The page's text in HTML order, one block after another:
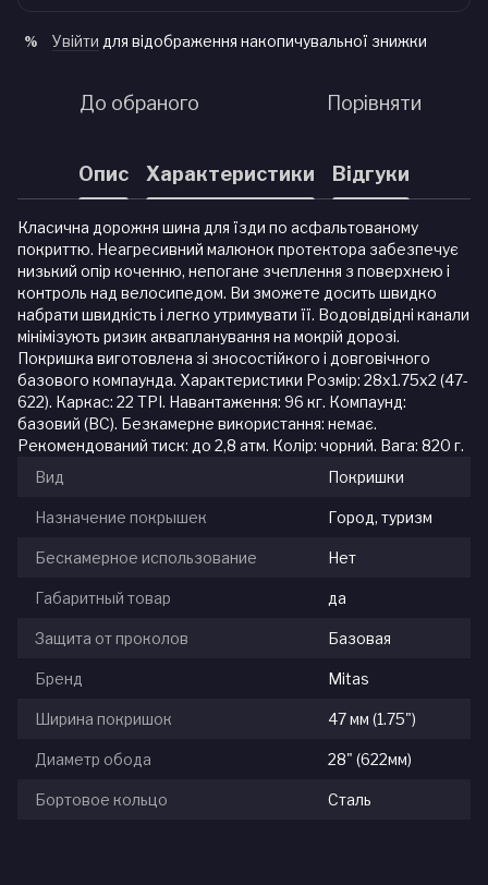
% Увійти для відображення накопичувальної знижки
До обраного Порівняти
Опис Характеристики Відгуки
Класична дорожня шина для їзди по асфальтованому
покриттю. Неагресивний малюнок протектора забезпечує
низький опір коченню, непогане зчеплення з поверхнею і
контроль над велосипедом. Ви зможете досить швидко
набрати швидкість і легко утримувати її. Водовідвідні канали
мінімізують ризик аквапланування на мокрій дорозі.
Покришка виготовлена зі зносостійкого і довговічного
базового компаунда. Характеристики Розмір: 28x1.75x2 (47-
622). Каркас: 22 TPI. Навантаження: 96 кг. Компаунд:
базовий (BC). Безкамерне використання: немає.
Рекомендований тиск: до 2,8 атм. Колір: чорний. Вага: 820 г.
Вид
Покришки
Назначение покрышек Город, туризм
Бескамерное использование Нет
Габаритный товар да
Защита от проколов Базовая
Бренд Mitas
Ширина покришок 47 мм (1.75")
Диаметр обода 28" (622мм)
Бортовое кольцо Сталь